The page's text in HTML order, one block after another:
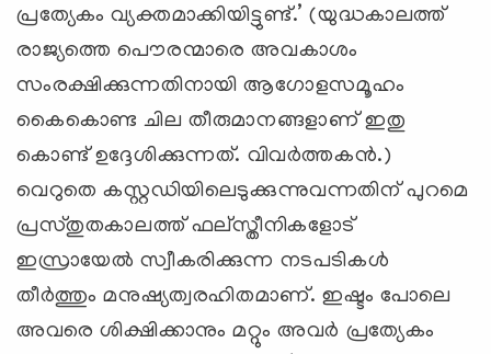
പ്രത്യേകം വ്യക്തമാക്കിയിട്ടുണ്ട്.’ (യുദ്ധകാലത്ത്
രാജ്യത്തെ പൌരന്മാരെ അവകാശം
സംരക്ഷിക്കുന്നതിനായി ആഗോളസമൂഹം
കൈകൊണ്ട ചില തീരുമാനങ്ങളാണ് ഇതു
കൊണ്ട് ഉദ്ദേശിക്കുന്നത്. വിവര്‍ത്തകന്‍.)
വെറുതെ കസ്റ്റഡിയിലെടുക്കുന്നുവന്നതിന് പുറമെ
പ്രസ്തുതകാലത്ത് ഫല്സ്തീനികളോട്
ഇസ്രായേല്‍ സ്വീകരിക്കുന്ന നടപടികള്‍
തീര്‍ത്തും മനുഷ്യത്വരഹിതമാണ്. ഇഷ്ടം പോലെ
അവരെ ശിക്ഷിക്കാനും മറ്റും അവര്‍ പ്രത്യേകം